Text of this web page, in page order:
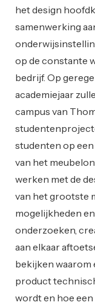
het design
samenwerking
op de constante
bedrijf. Op
academiejaar
campus van
studenten op
van het
werken met de
van het grootste
mogelijkheden
onderzoeken,
aan elkaar
bekijken waarom
product
wordt en hoe